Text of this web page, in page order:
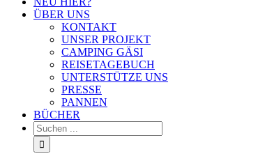
ÜBER UNS
KONTAKT
UNSER PROJEKT
CAMPING GÄSI
REISETAGEBUCH
UNTERSTÜTZE UNS
PRESSE
PANNEN
BÜCHER
Suche
nach: